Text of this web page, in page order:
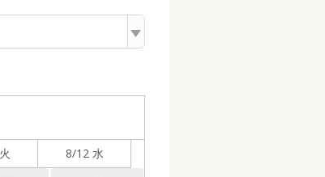
8/12 水